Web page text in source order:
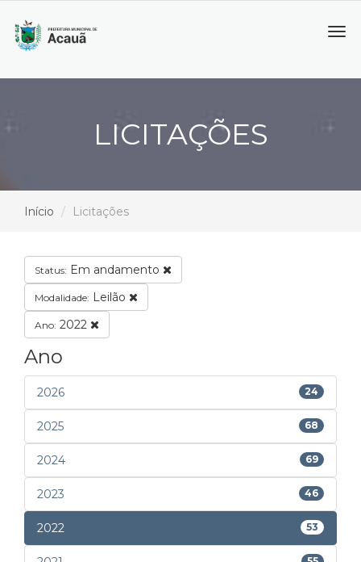
LICITAÇÕES
Início Licitações
Status: Em andamento
Modalidade: Leilão
Ano: 2022
Ano
2026 24
2025 68
2024 69
2023 46
2022 53